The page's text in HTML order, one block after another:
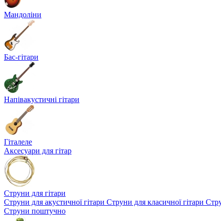
Мандоліни
Бас-гітари
Напівакустичні гітари
Гіталеле
Аксесуари для гітар
Струни для гітари
Струни для акустичної гітари Струни для класичної гітари
Струни поштучно